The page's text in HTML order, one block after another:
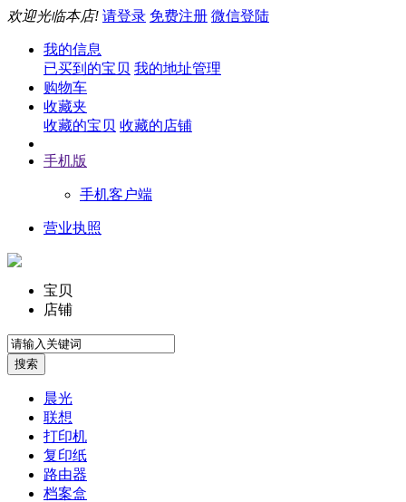
欢迎光临本店! 请登录 免费注册 微信登陆
我的信息
已买到的宝贝 我的地址管理
购物车
收藏夹
收藏的宝贝 收藏的店铺
手机版
手机客户端
营业执照
宝贝
店铺
晨光
联想
打印机
复印纸
路由器
档案盒